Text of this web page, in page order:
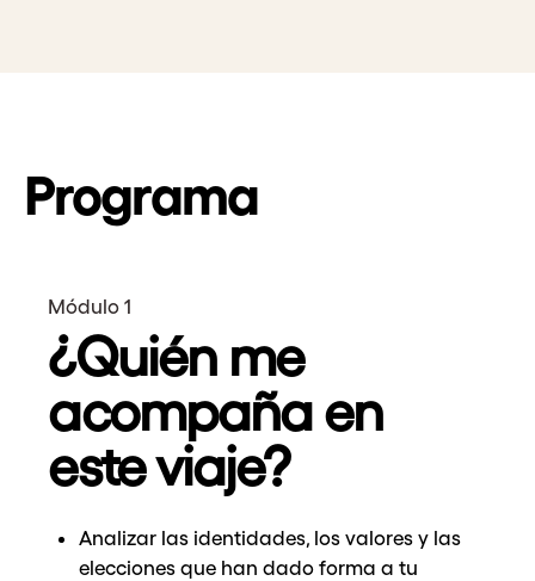
Programa
Módulo 1
¿Quién me
acompaña en
este viaje?
Analizar las identidades, los valores y las
elecciones que han dado forma a tu